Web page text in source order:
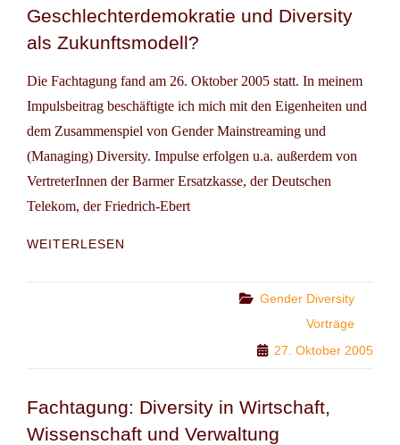
Geschlechterdemokratie und Diversity
als Zukunftsmodell?
Die Fachtagung fand am 26. Oktober 2005 statt. In meinem
Impulsbeitrag beschäftigte ich mich mit den Eigenheiten und
dem Zusammenspiel von Gender Mainstreaming und
(Managing) Diversity. Impulse erfolgen u.a. außerdem von
VertreterInnen der Barmer Ersatzkasse, der Deutschen
Telekom, der Friedrich-Ebert
WEITERLESEN
Categories
Gender Diversity
Vorträge
27. Oktober 2005
Fachtagung: Diversity in Wirtschaft,
Wissenschaft und Verwaltung